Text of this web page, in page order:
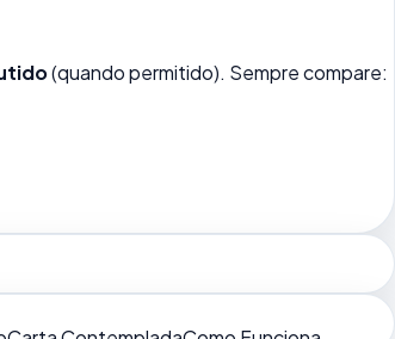
(quando permitido). Sempre compare: